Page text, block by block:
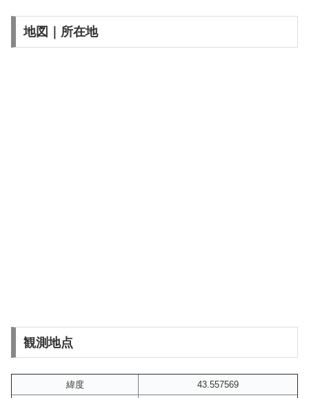
地図｜所在地
観測地点
緯度 43.557569